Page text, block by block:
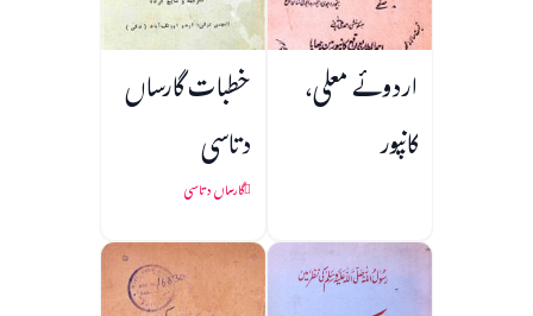
اردوئے معلی،
کانپور
خطبات گارساں
دتاسی
گارساں دتاسی